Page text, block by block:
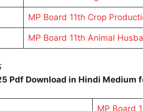
MP Board 11th Crop
MP Board 11th Animal
Pdf Download in Hindi Medium
MP Board